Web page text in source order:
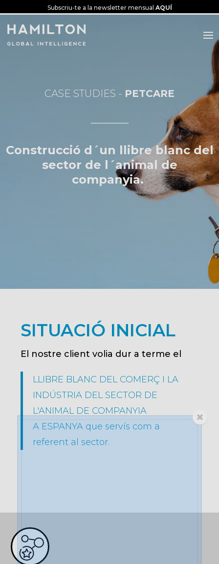
Subscriu-te a la newsletter mensual AQUÍ
PETCARE
Construcció d´un llibre blanc del
sector de l´animal de
companyia.
SITUACIÓ INICIAL
El nostre client volia dur a terme el
LLIBRE BLANC DEL COMERÇ I LA
INDÚSTRIA DEL SECTOR DE
L'ANIMAL DE COMPANYIA
AESPANYA que servís com a
referent al sector.